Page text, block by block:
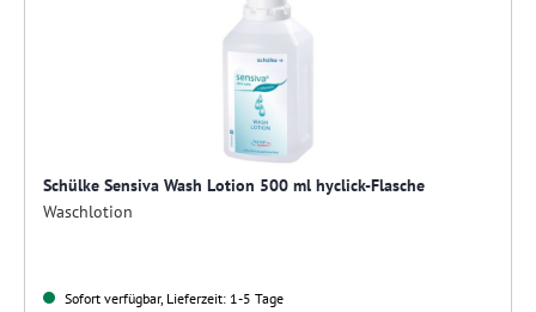
Schülke Sensiva Wash Lotion 500 ml hyclick-Flasche
Waschlotion
Sofort verfügbar, Lieferzeit: 1-5 Tage